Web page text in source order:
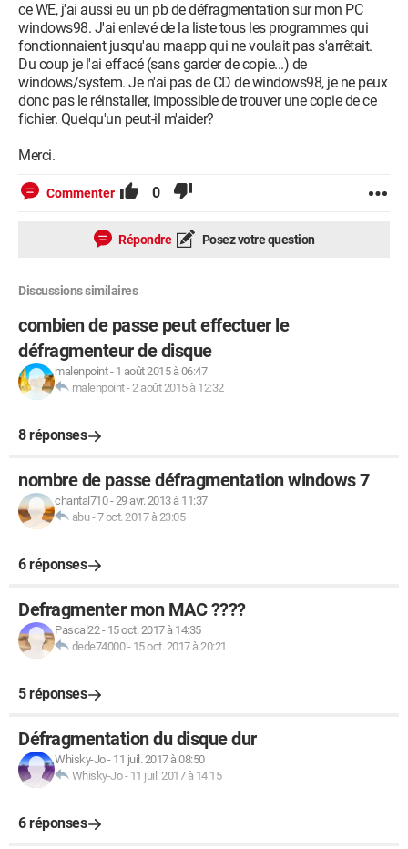
ce WE, j'ai aussi eu un pb de défragmentation sur mon PC
windows98. J'ai enlevé de la liste tous les programmes qui
fonctionnaient jusqu'au rnaapp qui ne voulait pas s'arrêtait.
Du coup je l'ai effacé (sans garder de copie...) de
windows/system. Je n'ai pas de CD de windows98, je ne peux
donc pas le réinstaller, impossible de trouver une copie de ce
fichier. Quelqu'un peut-il m'aider?
Merci.
Commenter 0
Répondre Posez votre question
Discussions similaires
combien de passe peut effectuer le
défragmenteur de disque
malenpoint- 1 août 2015 à 06:47
malenpoint-2 août 2015 à 12:32
8 réponses
nombre de passe défragmentation windows 7
chantal710-29 avr. 2013 à 11:37
abu-7 oct. 2017 à 23:05
6 réponses
Defragmenter mon MAC ????
Pascal22- 15 oct. 2017 à 14:35
dede74000- 15 oct. 2017 à 20:21
5 réponses
Défragmentation du disque dur
Whisky-Jo- 11 juil. 2017 à 08:50
Whisky-Jo- 11 juil. 2017 à 14:15
6 réponses